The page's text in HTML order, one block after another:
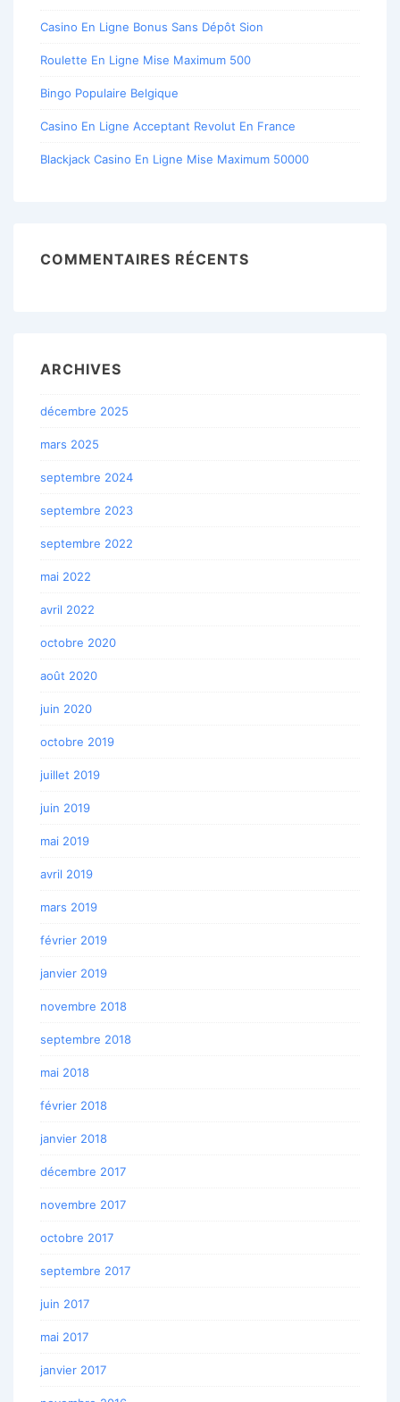
Casino En Ligne Bonus Sans Dépôt Sion
Roulette En Ligne Mise Maximum 500
Bingo Populaire Belgique
Casino En Ligne Acceptant Revolut En France
Blackjack Casino En Ligne Mise Maximum 50000
COMMENTAIRES RÉCENTS
ARCHIVES
décembre 2025
mars 2025
septembre 2024
septembre 2023
septembre 2022
mai 2022
avril 2022
octobre 2020
août 2020
juin 2020
octobre 2019
juillet 2019
juin 2019
mai 2019
avril 2019
mars 2019
février 2019
janvier 2019
novembre 2018
septembre 2018
mai 2018
février 2018
janvier 2018
décembre 2017
novembre 2017
octobre 2017
septembre 2017
juin 2017
mai 2017
janvier 2017